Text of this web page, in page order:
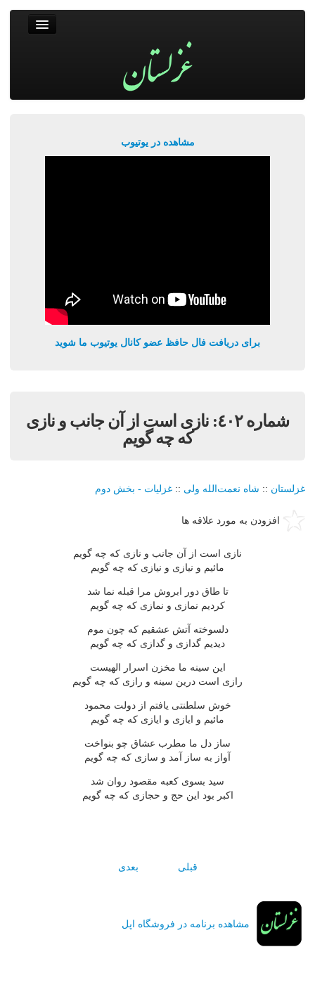
مشاهده در یوتیوب
برای دریافت فال حافظ عضو کانال یوتیوب ما شوید
شماره ٤٠٢: نازى است از آن جانب و نازى
که چه گويم
غزلستان :: شاه نعمت‌الله ولی :: غزليات - بخش دوم
افزودن به مورد علاقه ها
نازى است از آن جانب و نازى که چه گويم
مائيم و نيازى و نيازى که چه گويم
تا طاق دور ابروش مرا قبله نما شد
کرديم نمازى و نمازى که چه گويم
دلسوخته آتش عشقيم که چون موم
ديديم گدازى و گدازى که چه گويم
اين سينه ما مخزن اسرار الهيست
رازى است درين سينه و رازى که چه گويم
خوش سلطنتى يافتم از دولت محمود
مائيم و ايازى و ايازى که چه گويم
ساز دل ما مطرب عشاق چو بنواخت
آواز به ساز آمد و سازى که چه گويم
سيد بسوى کعبه مقصود روان شد
اکبر بود اين حج و حجازى که چه گويم
قبلی بعدی
مشاهده برنامه در فروشگاه اپل